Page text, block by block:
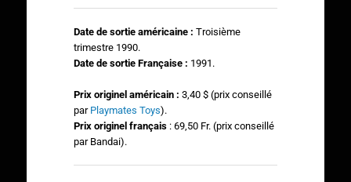
Date de sortie américaine : Troisième
trimestre 1990.
Date de sortie Française : 1991.
Prix originel américain : 3,40 $ (prix conseillé
par Playmates Toys).
Prix originel français: 69,50 Fr. (prix conseillé
par Bandai).